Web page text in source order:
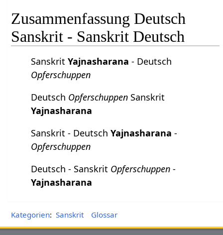
Zusammenfassung Deutsch
Sanskrit - Sanskrit Deutsch
SanskritYajnasharana - Deutsch
Opferschuppen
Deutsch Opferschuppen Sanskrit
Yajnasharana
Sanskrit - DeutschYajnasharana -
Opferschuppen
Deutsch - Sanskrit Opferschuppen -
Yajnasharana
Kategorien: Sanskrit Glossar